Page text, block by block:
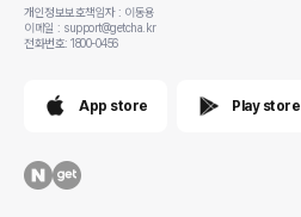
개인정보보호책임자 : 이동용
이메일 : support@getcha.kr
전화번호: 1800-0456
App store Play store